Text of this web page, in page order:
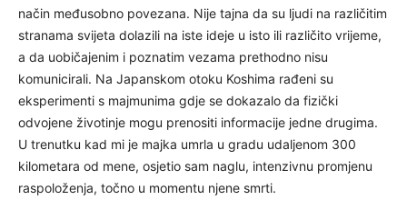
način međusobno povezana. Nije tajna da su ljudi na različitim
stranama svijeta dolazili na iste ideje u isto ili različito vrijeme,
a da uobičajenim i poznatim vezama prethodno nisu
komunicirali. Na Japanskom otoku Koshima rađeni su
eksperimenti s majmunima gdje se dokazalo da fizički
odvojene životinje mogu prenositi informacije jedne drugima.
U trenutku kad mi je majka umrla u gradu udaljenom 300
kilometara od mene, osjetio sam naglu, intenzivnu promjenu
raspoloženja, točno u momentu njene smrti.